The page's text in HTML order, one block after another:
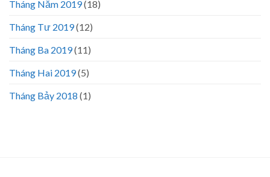
Tháng Năm 2019(18)
Tháng Tư 2019(12)
Tháng Ba 2019(11)
Tháng Hai 2019(5)
Tháng Bảy 2018 (1)